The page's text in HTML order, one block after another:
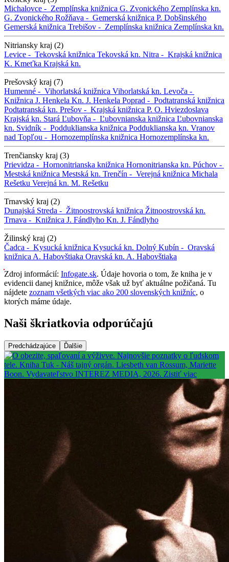
Michalovce - Zemplínska knižnica G. Zvonického Zemplínska kn.
G. Zvonického Rožňava - Gemerská knižnica P. Dobšinského
Gemerská knižnica Trebišov - Zemplínska knižnica Zemplínska kn.
Nitriansky kraj (2)
Levice - Tekovská knižnica Tekovská kn. Nitra - Krajská knižnica
K. Kmeťka Krajská kn.
Prešovský kraj (7)
Humenné - Vihorlatská knižnica Vihorlatská kn. Levoča -
Knižnica J. Henkela Kn. J. Henkela Poprad - Podtatranská knižnica
Podtatranská kn. Prešov - Krajská knižnica P. O. Hviezdoslava
Krajská kn. Stará Ľubovňa - Ľubovnianska knižnica Ľubovnianska
kn. Svidník - Podduklianska knižnica Podduklianska kn. Vranov
nad Topľou - Hornozemplínska knižnica Hornozemplínska kn.
Trenčiansky kraj (3)
Prievidza - Hornonitrianska knižnica Hornonitrianska kn. Púchov -
Mestská knižnica Mestská kn. Trenčín - Verejná knižnica Michala
Rešetku Verejná kn. M. Rešetku
Trnavský kraj (2)
Dunajská Streda - Žitnoostrovská knižnica Žitnoostrovská kn.
Trnava - Knižnica J. Fándlyho Kn. J. Fándlyho
Žilinský kraj (2)
Čadca - Kysucká knižnica Kysucká kn. Dolný Kubín - Oravská
knižnica A. Habovštiaka Oravská kn. A. Habovštiaka
Zdroj informácií: Infogate.sk. Údaje hovoria o tom, že kniha je v
evidencii danej knižnice, môže však už byť aktuálne požičaná. Tu
nájdete zoznam všetkých viac ako 200 slovenských knižníc, o
ktorých máme údaje.
Naši škriatkovia odporúčajú
Predchádzajúce Ďalšie